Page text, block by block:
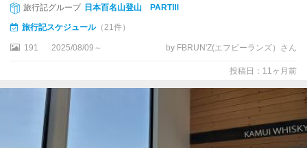
旅行記グループ 日本百名山登山 PARTⅢ
旅行記スケジュール（21件）
191 2025/08/09～ by FBRUN'Z(エフビーランズ）さん
投稿日：11ヶ月前